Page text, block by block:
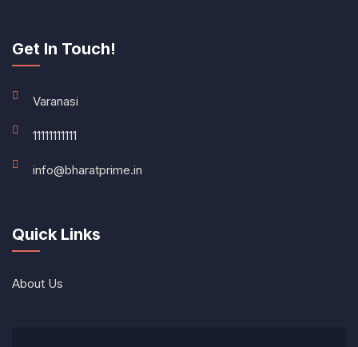
Get In Touch!
Varanasi
11111111111
info@bharatprime.in
Quick Links
About Us